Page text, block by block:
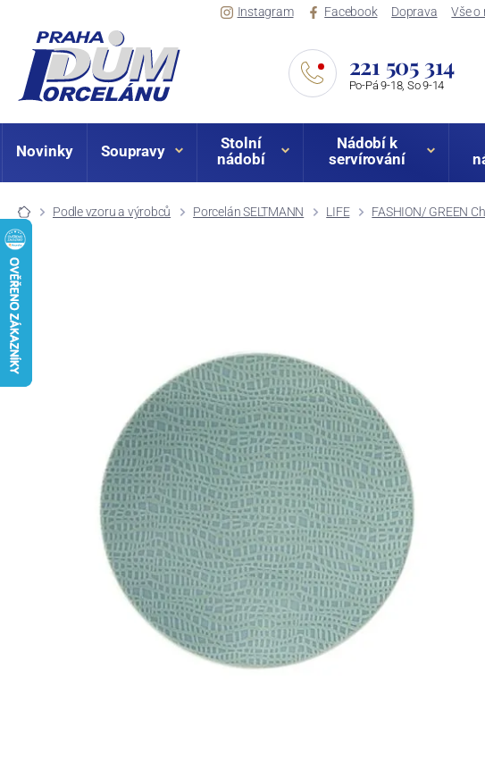
Instagram Facebook Doprava Vše o
221 505 314
Po-Pá 9-18, So 9-14
Novinky Soupravy
Stolní
nádobí
Nádobí k
servírování
Podle vzoru a výrobců Porcelán SELTMANN LIFE FASHION/ GREEN